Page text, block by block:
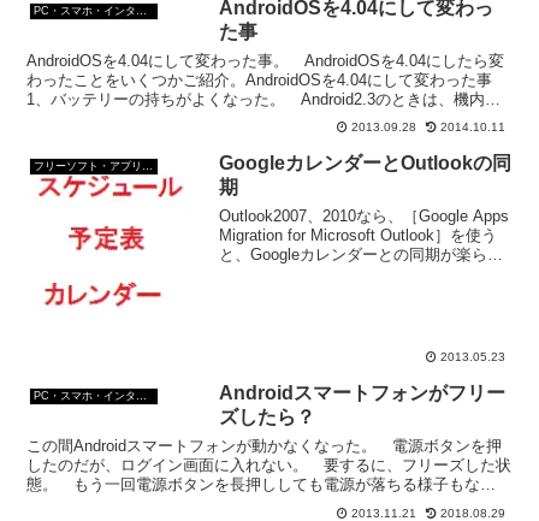
AndroidOSを4.04にして変わっ
た事
AndroidOSを4.04にして変わった事。 AndroidOSを4.04にしたら変
わったことをいくつかご紹介。AndroidOSを4.04にして変わった事
1、バッテリーの持ちがよくなった。 Android2.3のときは、機内モ
2013.09.28 2014.10.11
フリーソフト・アプリ・Webサービス
GoogleカレンダーとOutlookの同
期
Outlook2007、2010なら、［Google Apps
Migration for Microsoft Outlook］を使う
と、Googleカレンダーとの同期が楽らし
2013.05.23
Androidスマートフォンがフリー
ズしたら？
この間Androidスマートフォンが動かなくなった。 電源ボタンを押
したのだが、ログイン画面に入れない。 要するに、フリーズした状
態。 もう一回電源ボタンを長押ししても電源が落ちる様子もな
く・・・。 さて、こんな場合のAndroid末端の強...2013.11.21 2018.08.29